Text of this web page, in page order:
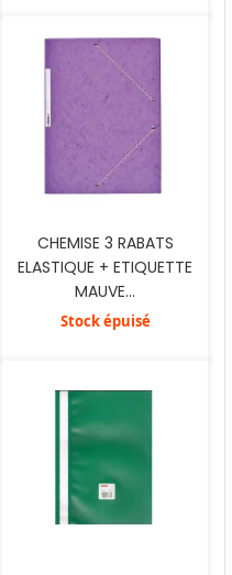
CHEMISE 3 RABATS
ELASTIQUE + ETIQUETTE
MAUVE...
Stock épuisé